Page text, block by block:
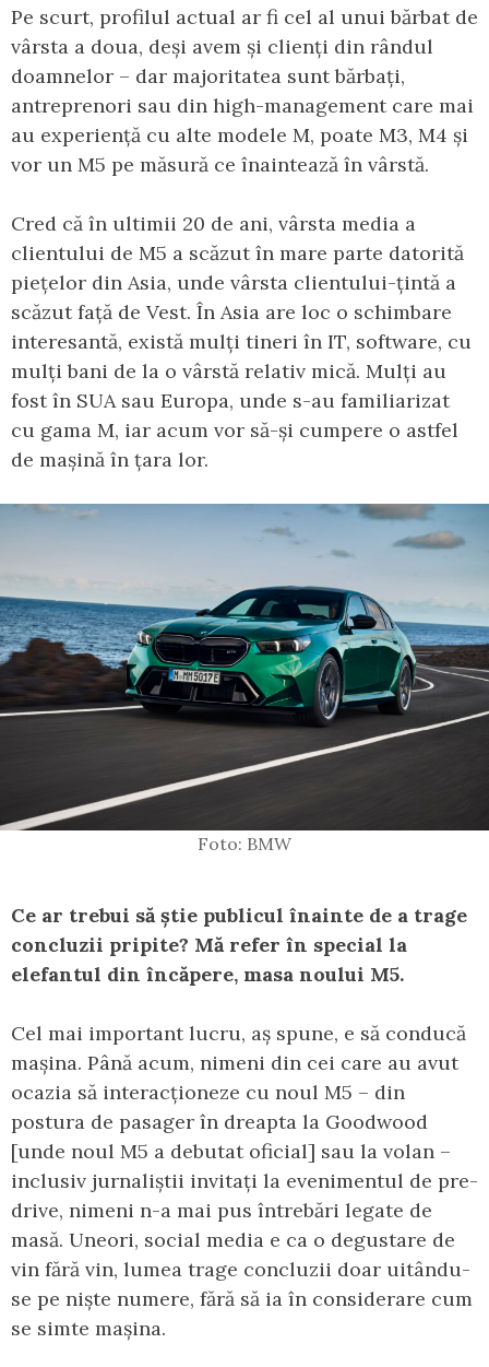
Pe scurt, profilul actual ar fi cel al unui bărbat de
vârsta a doua, deși avem și clienți din rândul
doamnelor – dar majoritatea sunt bărbați,
antreprenori sau din high-management care mai
au experiență cu alte modele M, poate M3, M4 și
vor un M5 pe măsură ce înaintează în vârstă.
Cred că în ultimii 20 de ani, vârsta media a
clientului de M5 a scăzut în mare parte datorită
piețelor din Asia, unde vârsta clientului-țintă a
scăzut față de Vest. În Asia are loc o schimbare
interesantă, există mulți tineri în IT, software, cu
mulți bani de la o vârstă relativ mică. Mulți au
fost în SUA sau Europa, unde s-au familiarizat
cu gama M, iar acum vor să-și cumpere o astfel
de mașină în țara lor.
Foto: BMW
Ce ar trebui să știe publicul înainte de a trage
concluzii pripite? Mă refer în special la
elefantul din încăpere, masa noului M5.
Cel mai important lucru, aș spune, e să conducă
mașina. Până acum, nimeni din cei care au avut
ocazia să interacționeze cu noul M5 – din
postura de pasager în dreapta la Goodwood
[unde noul M5 a debutat oficial] sau la volan –
inclusiv jurnaliștii invitați la evenimentul de pre-
drive, nimeni n-a mai pus întrebări legate de
masă. Uneori, social media e ca o degustare de
vin fără vin, lumea trage concluzii doar uitându-
se pe niște numere, fără să ia în considerare cum
se simte mașina.